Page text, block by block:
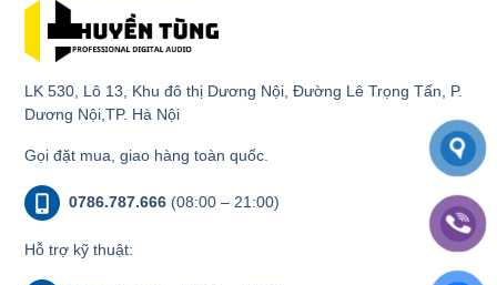
LK 530, Lô 13, Khu đô thị Dương Nội, Đường Lê Trọng Tấn, P.
Dương Nội,TP. Hà Nội
Gọi đặt mua, giao hàng toàn quốc.
0786.787.666 (08:00 – 21:00)
Hỗ trợ kỹ thuật: